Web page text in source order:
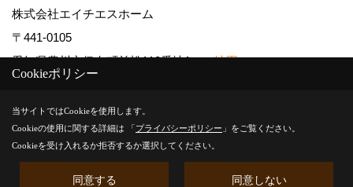
株式会社エイチエスホーム
〒441-0105
愛知県豊川市伊奈町並松112番地1
地図
FAX：0533-79-9339
＜営業時間＞9:00~18:00
Cookieポリシー
当サイトではCookieを使用します。
Cookieの使用に関する詳細は 「プライバシーポリシー 」をご覧ください。
Cookieを受け入れるか拒否するか選択してください。
同意する 同意しない